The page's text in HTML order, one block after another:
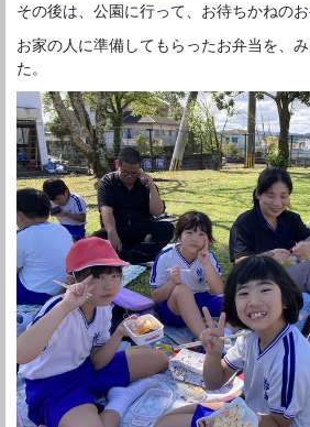
その後は、公園に行って、お待ちかねのお
お家の人に準備してもらったお弁当を、
た。